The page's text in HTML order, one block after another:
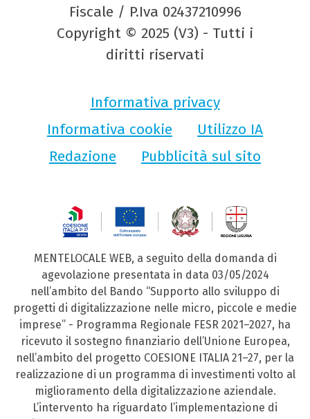
Fiscale / P.Iva 02437210996
Copyright © 2025 (V3) - Tutti i
diritti riservati
Informativa privacy
Informativa cookie
Utilizzo IA
Redazione
Pubblicità sul sito
MENTELOCALE WEB, a seguito della domanda di
agevolazione presentata in data 03/05/2024
nell’ambito del Bando “Supporto allo sviluppo di
progetti di digitalizzazione nelle micro, piccole e medie
imprese” - Programma Regionale FESR 2021–2027, ha
ricevuto il sostegno finanziario dell’Unione Europea,
nell’ambito del progetto COESIONE ITALIA 21–27, per la
realizzazione di un programma di investimenti volto al
miglioramento della digitalizzazione aziendale.
L’intervento ha riguardato l’implementazione di